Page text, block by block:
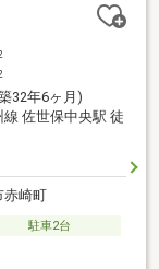
32年6ヶ月)
佐世保中央駅 徒
赤崎町
駐車2台